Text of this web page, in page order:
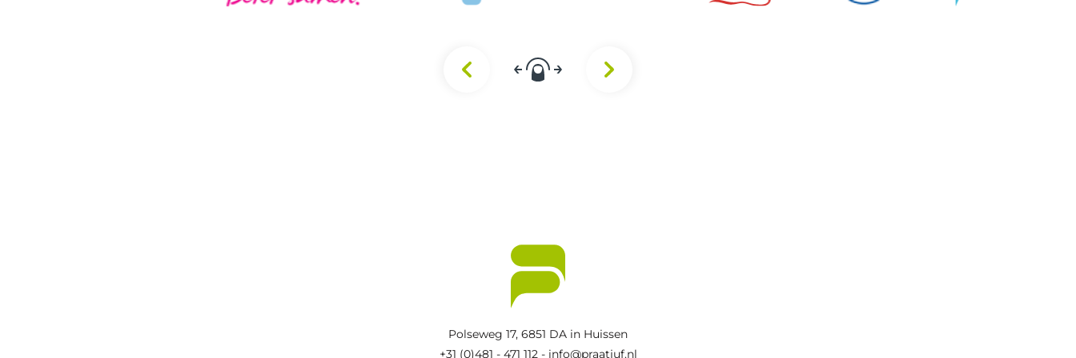
Polseweg 17, 6851 DA in Huissen
+31 (0)481 - 471 112 - info@praatjuf.nl